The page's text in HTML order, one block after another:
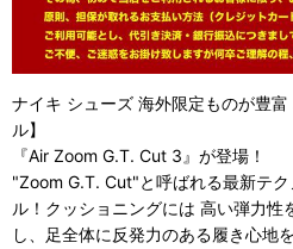
ナイキ シューズ 海外限定ものが豊
ル】
『Air Zoom G.T. Cut 3』が登場！
"Zoom G.T. Cut"と呼ばれる最新テ
ル！クッショニングには 高い弾力性
し、足全体に反発力のある履き心地